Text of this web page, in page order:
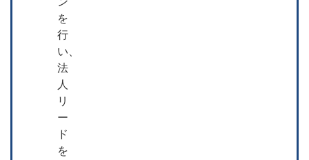
を
行
い、
法
人
リ
ー
ド
を